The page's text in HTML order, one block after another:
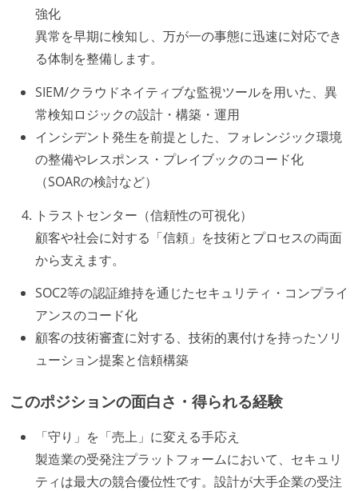
強化
異常を早期に検知し、万が一の事態に迅速に対応でき
る体制を整備します。
SIEM/クラウドネイティブな監視ツールを用いた、異
常検知ロジックの設計・構築・運用
インシデント発生を前提とした、フォレンジック環境
の整備やレスポンス・プレイブックのコード化
（SOARの検討など）
トラストセンター（信頼性の可視化）
顧客や社会に対する「信頼」を技術とプロセスの両面
から支えます。
SOC2等の認証維持を通じたセキュリティ・コンプライ
アンスのコード化
顧客の技術審査に対する、技術的裏付けを持ったソリ
ューション提案と信頼構築
このポジションの面白さ・得られる経験
「守り」を「売上」に変える手応え
製造業の受発注プラットフォームにおいて、セキュリ
ティは最大の競合優位性です。設計が大手企業の受注